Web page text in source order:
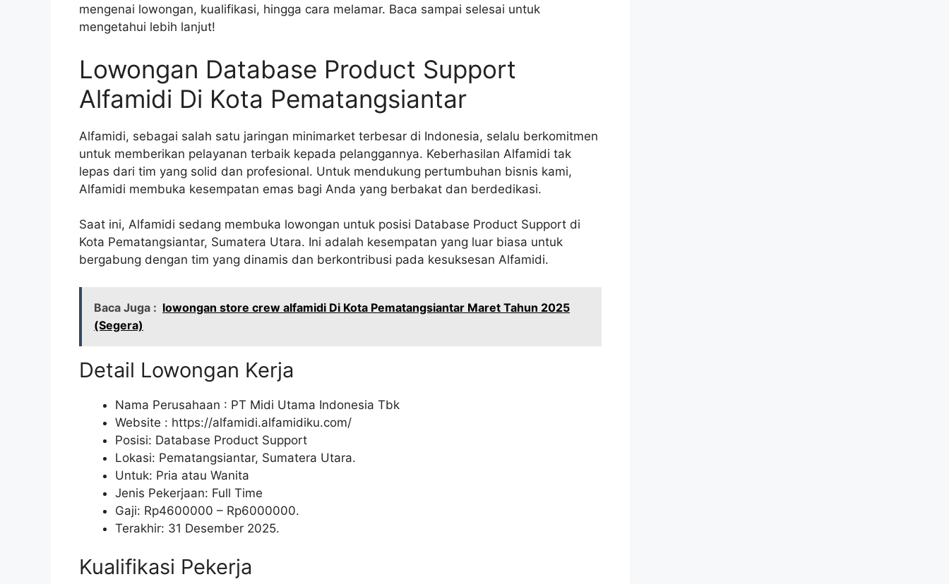
mengenai lowongan, kualifikasi, hingga cara melamar. Baca sampai selesai untuk
mengetahui lebih lanjut!
Lowongan Database Product Support
Alfamidi Di Kota Pematangsiantar
Alfamidi, sebagai salah satu jaringan minimarket terbesar di Indonesia, selalu berkomitmen
untuk memberikan pelayanan terbaik kepada pelanggannya. Keberhasilan Alfamidi tak
lepas dari tim yang solid dan profesional. Untuk mendukung pertumbuhan bisnis kami,
Alfamidi membuka kesempatan emas bagi Anda yang berbakat dan berdedikasi.
Saat ini, Alfamidi sedang membuka lowongan untuk posisi Database Product Support di
Kota Pematangsiantar, Sumatera Utara. Ini adalah kesempatan yang luar biasa untuk
bergabung dengan tim yang dinamis dan berkontribusi pada kesuksesan Alfamidi.
Baca Juga : lowongan store crew alfamidi Di Kota Pematangsiantar Maret Tahun 2025
(Segera)
Detail Lowongan Kerja
Nama Perusahaan : PT Midi Utama Indonesia Tbk
Website : https://alfamidi.alfamidiku.com/
Posisi: Database Product Support
Lokasi: Pematangsiantar, Sumatera Utara.
Untuk: Pria atau Wanita
Jenis Pekerjaan: Full Time
Gaji: Rp4600000 – Rp6000000.
Terakhir: 31 Desember 2025.
Kualifikasi Pekerja